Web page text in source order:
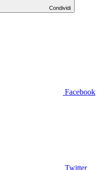
Condividi
Facebook
Twitter